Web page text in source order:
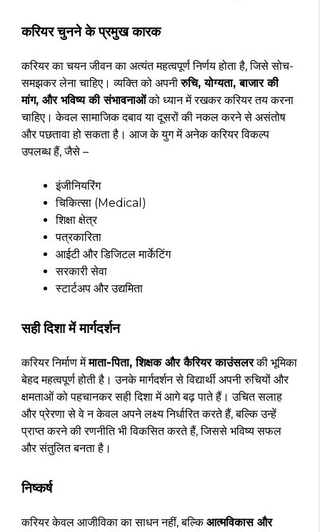
करियर चुनने के प्रमुख कारक
करियर का चयन जीवन का अत्यंत महत्वपूर्ण निर्णय होता है, जिसे सोच-
समझकर लेना चाहिए। व्यक्ति को अपनीरुचि, योग्यता, बाजार की
मांग, और भविष्य की संभावनाओंको ध्यान में रखकर करियर तय करना
चाहिए। केवल सामाजिक दबाव या दूसरों की नकल करने से असंतोष
और पछतावा हो सकता है। आज के युग में अनेक करियर विकल्प
उपलब्ध हैं, जैसे –
इंजीनियरिंग
चिकित्सा (Medical)
शिक्षा क्षेत्र
पत्रकारिता
आईटी और डिजिटल मार्केटिंग
सरकारी सेवा
स्टार्टअप और उद्यमिता
सही दिशा में मार्गदर्शन
करियर निर्माण मेंमाता-पिता, शिक्षक और कैरियर काउंसलरकी भूमिका
बेहद महत्वपूर्ण होती है। उनके मार्गदर्शन से विद्यार्थी अपनी रुचियों और
क्षमताओं को पहचानकर सही दिशा में आगे बढ़ पाते हैं। उचित सलाह
और प्रेरणा से वे न केवल अपने लक्ष्य निर्धारित करते हैं, बल्कि उन्हें
प्राप्त करने की रणनीति भी विकसित करते हैं, जिससे भविष्य सफल
और संतुलित बनता है।
निष्कर्ष
करियर केवल आजीविका का साधन नहीं, बल्किआत्मविकास और